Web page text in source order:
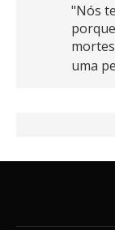
"Nós
uma